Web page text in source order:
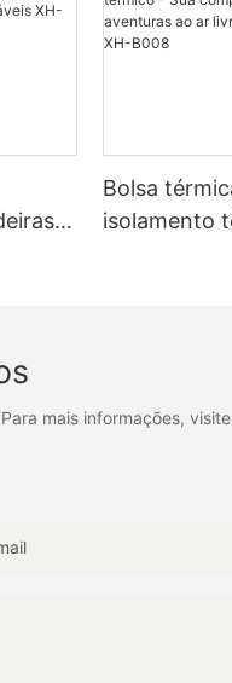
Bolsa
isolamento
mais informações,